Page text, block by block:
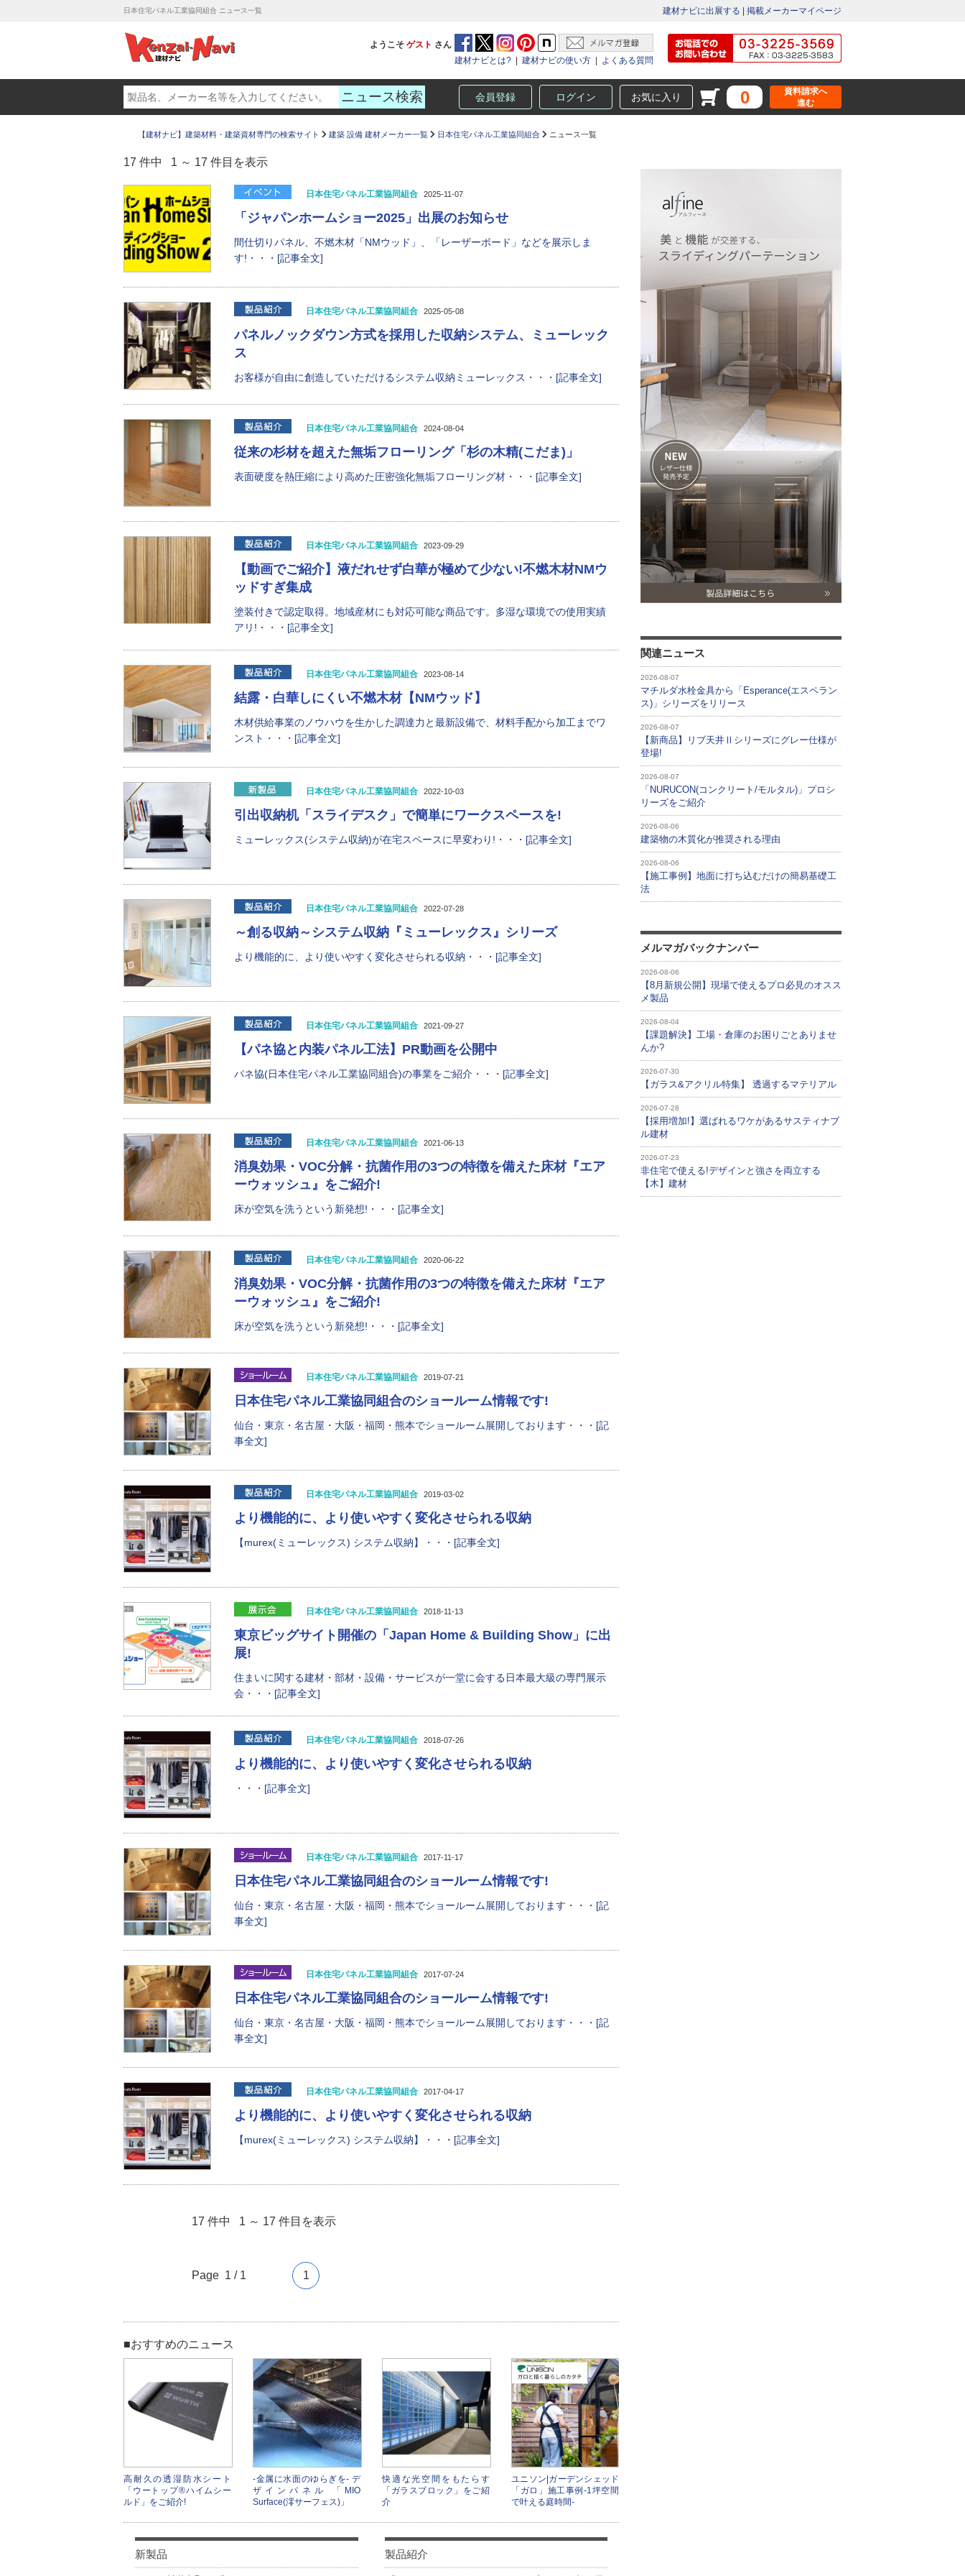
日本住宅パネル工業協同組合 ニュース一覧 建材ナビに出展する 掲載メーカーマイページ
ようこそ ゲスト さん
建材ナビとは?
建材ナビの使い方 よくある質問
会員登録 ログイン お気に入り 0
資料請求へ
進む
【建材ナビ】建築材料・建築資材専門の検索サイト 建築 設備 建材メーカー一覧 日本住宅パネル工業協同組合 ニュース一覧
17 件中 1 ～ 17 件目を表示
日本住宅パネル工業協同組合 2025-11-07
「ジャパンホームショー2025」出展のお知らせ
間仕切りパネル、不燃木材「NMウッド」、「レーザーボード」などを展示しま
す!・・・[記事全文]
日本住宅パネル工業協同組合 2025-05-08
パネルノックダウン方式を採用した収納システム、ミューレック
ス
お客様が自由に創造していただけるシステム収納ミューレックス・・・[記事全文]
日本住宅パネル工業協同組合 2024-08-04
従来の杉材を超えた無垢フローリング「杉の木精(こだま)」
表面硬度を熱圧縮により高めた圧密強化無垢フローリング材・・・[記事全文]
日本住宅パネル工業協同組合 2023-09-29
【動画でご紹介】液だれせず白華が極めて少ない!不燃木材NMウ
ッドすぎ集成
塗装付きで認定取得。地域産材にも対応可能な商品です。多湿な環境での使用実績
アリ!・・・[記事全文]
日本住宅パネル工業協同組合 2023-08-14
結露・白華しにくい不燃木材【NMウッド】
木材供給事業のノウハウを生かした調達力と最新設備で、材料手配から加工までワ
ンスト・・・[記事全文]
日本住宅パネル工業協同組合 2022-10-03
引出収納机「スライデスク」で簡単にワークスペースを!
ミューレックス(システム収納)が在宅スペースに早変わり!・・・[記事全文]
日本住宅パネル工業協同組合 2022-07-28
～創る収納～システム収納『ミューレックス』シリーズ
より機能的に、より使いやすく変化させられる収納・・・[記事全文]
日本住宅パネル工業協同組合 2021-09-27
【パネ協と内装パネル工法】PR動画を公開中
パネ協(日本住宅パネル工業協同組合)の事業をご紹介・・・[記事全文]
日本住宅パネル工業協同組合 2021-06-13
消臭効果・VOC分解・抗菌作用の3つの特徴を備えた床材『エア
ーウォッシュ』をご紹介!
床が空気を洗うという新発想!・・・[記事全文]
日本住宅パネル工業協同組合 2020-06-22
消臭効果・VOC分解・抗菌作用の3つの特徴を備えた床材『エア
ーウォッシュ』をご紹介!
床が空気を洗うという新発想!・・・[記事全文]
日本住宅パネル工業協同組合 2019-07-21
日本住宅パネル工業協同組合のショールーム情報です!
仙台・東京・名古屋・大阪・福岡・熊本でショールーム展開しております・・・[記
事全文]
日本住宅パネル工業協同組合 2019-03-02
より機能的に、より使いやすく変化させられる収納
【murex(ミューレックス) システム収納】・・・[記事全文]
日本住宅パネル工業協同組合 2018-11-13
東京ビッグサイト開催の「Japan Home & Building Show」に出
展!
住まいに関する建材・部材・設備・サービスが一堂に会する日本最大級の専門展示
会・・・[記事全文]
日本住宅パネル工業協同組合 2018-07-26
より機能的に、より使いやすく変化させられる収納
・・・[記事全文]
日本住宅パネル工業協同組合 2017-11-17
日本住宅パネル工業協同組合のショールーム情報です!
仙台・東京・名古屋・大阪・福岡・熊本でショールーム展開しております・・・[記
事全文]
日本住宅パネル工業協同組合 2017-07-24
日本住宅パネル工業協同組合のショールーム情報です!
仙台・東京・名古屋・大阪・福岡・熊本でショールーム展開しております・・・[記
事全文]
日本住宅パネル工業協同組合 2017-04-17
より機能的に、より使いやすく変化させられる収納
【murex(ミューレックス) システム収納】・・・[記事全文]
17 件中 1 ～ 17 件目を表示
Page 1 / 1 1
■おすすめのニュース
高耐久の透湿防水シート
「ウートップ®ハイムシー
ルド」をご紹介!
-金属に水面のゆらぎを- デ
ザインパネル 「MIO
Surface(澪サーフェス)」
快適な光空間をもたらす
「ガラスブロック」をご紹
介
ユニソン|ガーデンシェッド
「ガロ」施工事例-1坪空間
で叶える庭時間-
新製品 製品紹介
関連ニュース
2026-08-07
マチルダ水栓金具から「Esperance(エスペラン
ス)」シリーズをリリース
2026-08-07
【新商品】リブ天井Ⅱシリーズにグレー仕様が
登場!
2026-08-07
「NURUCON(コンクリート/モルタル)」プロシ
リーズをご紹介
2026-08-06
建築物の木質化が推奨される理由
2026-08-06
【施工事例】地面に打ち込むだけの簡易基礎工
法
メルマガバックナンバー
2026-08-06
【8月新規公開】現場で使えるプロ必見のオスス
メ製品
2026-08-04
【課題解決】工場・倉庫のお困りごとありませ
んか?
2026-07-30
【ガラス&アクリル特集】 透過するマテリアル
2026-07-28
【採用増加!】選ばれるワケがあるサスティナブ
ル建材
2026-07-23
非住宅で使える!デザインと強さを両立する
【木】建材